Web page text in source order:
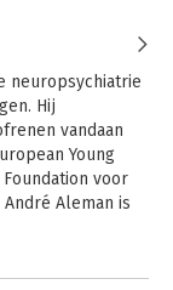
neuropsychiatrie
Hij
vandaan
Young
voor
Aleman is
Aleman